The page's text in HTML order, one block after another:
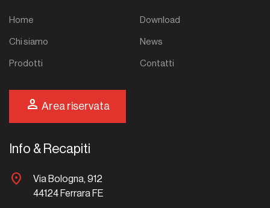
Home
Chi siamo
Prodotti
Download
News
Contatti
person Area riservata
Info & Recapiti
location_on
Via Bologna, 912
44124 Ferrara FE